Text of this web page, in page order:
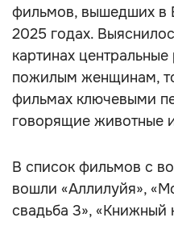
фильмов, вышедших в
2025 годах.
картинах
пожилым женщинам,
фильмах ключевыми
говорящие животные
В список фильмов с
вошли «Аллилуйя»,
свадьба 3», «Книжный